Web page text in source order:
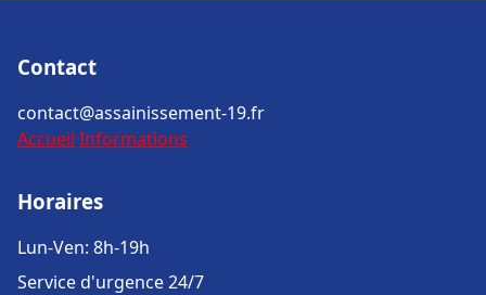
Contact
contact@assainissement-19.fr
Accueil Informations
Horaires
Lun-Ven: 8h-19h
Service d'urgence 24/7